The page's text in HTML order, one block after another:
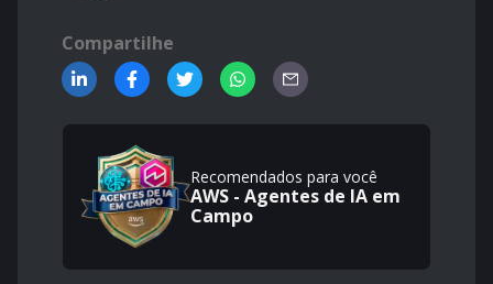
Compartilhe
Recomendados para você
AWS - Agentes de IA em
Campo